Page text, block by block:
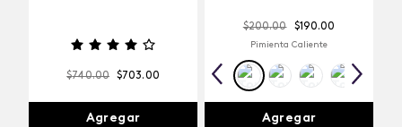
$740.00 $703.00
Agregar
$200.00 $190.00
Pimienta Caliente
Agregar